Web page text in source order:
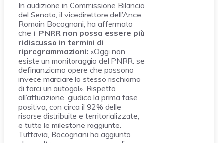
In audizione in Commissione Bilancio
del Senato, il vicedirettore dell’Ance,
Romain Bocognani, ha affermato
che il PNRR non possa essere più
ridiscusso in termini di
riprogrammazioni: «Oggi non
esiste un monitoraggio del PNRR, se
definanziamo opere che possono
invece marciare lo stesso rischiamo
di farci un autogol». Rispetto
all’attuazione, giudica la prima fase
positiva, con circa il 92% delle
risorse distribuite e territorializzate,
e tutte le milestone raggiunte.
Tuttavia, Bocognani ha aggiunto